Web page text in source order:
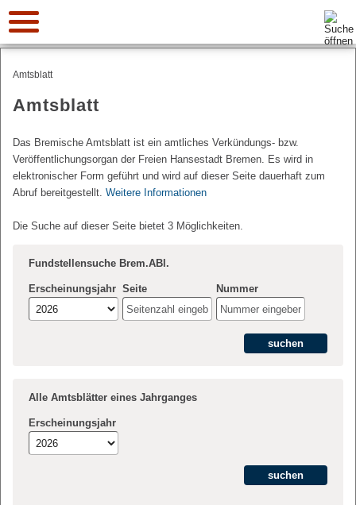
Suche:
Amtsblatt
Amtsblatt
Das Bremische Amtsblatt ist ein amtliches Verkündungs- bzw.
Veröffentlichungsorgan der Freien Hansestadt Bremen. Es wird in
elektronischer Form geführt und wird auf dieser Seite dauerhaft zum
Abruf bereitgestellt. Weitere Informationen
Die Suche auf dieser Seite bietet 3 Möglichkeiten.
Fundstellensuche Brem.ABl.
Erscheinungsjahr Seite Nummer
Alle Amtsblätter eines Jahrganges
Erscheinungsjahr